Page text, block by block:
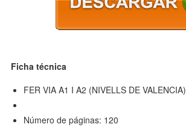
Ficha técnica
FER VIA A1 I A2 (NIVELLS DE VALENCIA)
Número de páginas: 120